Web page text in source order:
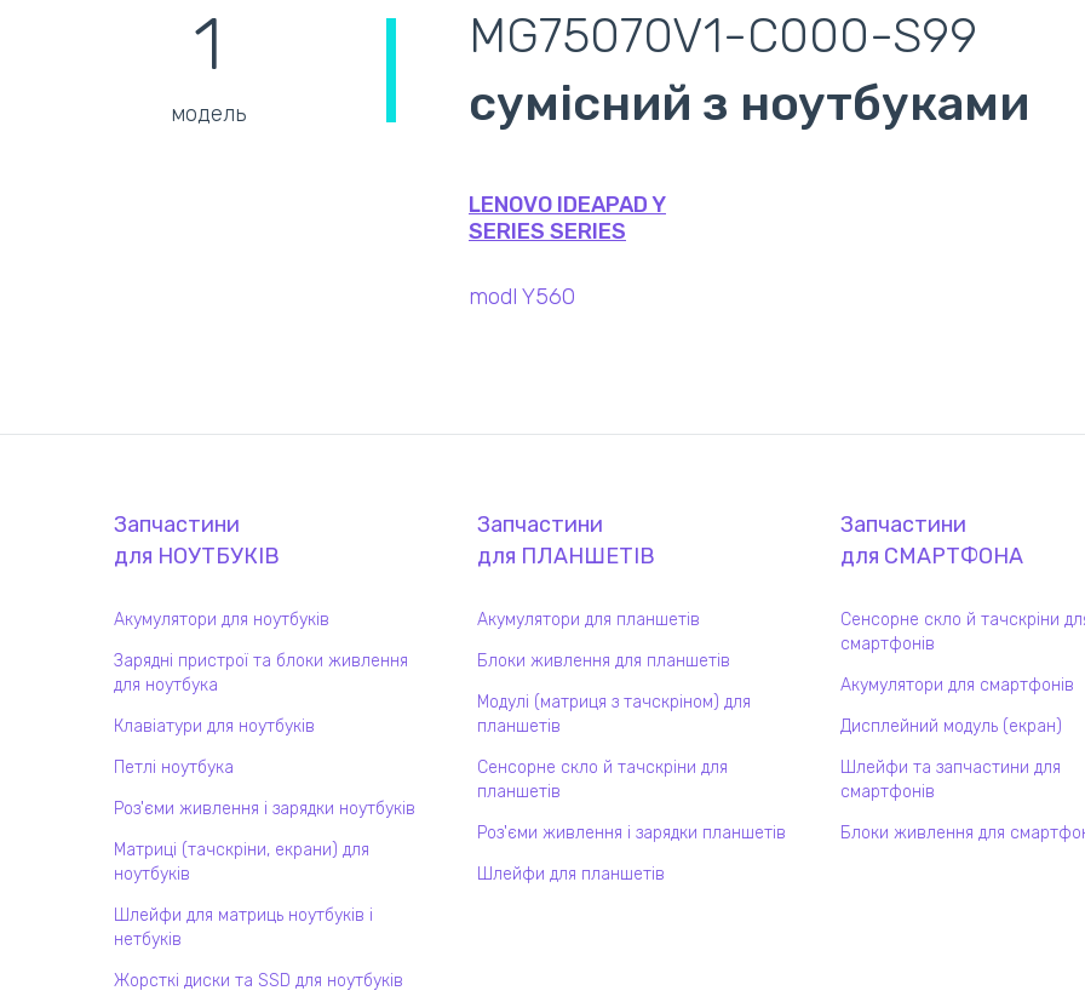
1
модель
MG75070V1-C000-S99
сумісний з ноутбуками
LENOVO IDEAPAD Y
SERIES SERIES
modl Y560
Запчастини
для НОУТБУКІВ
Акумулятори для ноутбуків
Зарядні пристрої та блоки живлення
для ноутбука
Клавіатури для ноутбуків
Петлі ноутбука
Роз'єми живлення і зарядки ноутбуків
Матриці (тачскріни, екрани) для
ноутбуків
Шлейфи для матриць ноутбуків і
нетбуків
Жорсткі диски та SSD для ноутбуків
Запчастини
для ПЛАНШЕТІВ
Акумулятори для планшетів
Блоки живлення для планшетів
Модулі (матриця з тачскріном) для
планшетів
Сенсорне скло й тачскріни для
планшетів
Роз'єми живлення і зарядки планшетів
Шлейфи для планшетів
Запчастини
для СМАРТФОНА
Сенсорне скло й тачскріни
смартфонів
Акумулятори для смартфонів
Дисплейний модуль (екран)
Шлейфи та запчастини для
смартфонів
Блоки живлення для